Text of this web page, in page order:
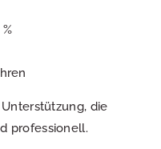
die
professionell.